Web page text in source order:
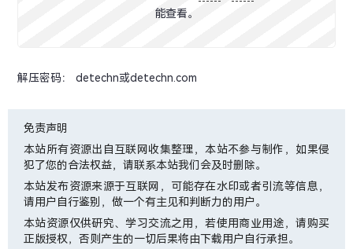
能查看。
解压密码： detechn或detechn.com
免责声明
本站所有资源出自互联网收集整理，本站不参与制作，如果侵
犯了您的合法权益，请联系本站我们会及时删除。
本站发布资源来源于互联网，可能存在水印或者引流等信息，
请用户自行鉴别，做一个有主见和判断力的用户。
本站资源仅供研究、学习交流之用，若使用商业用途，请购买
正版授权，否则产生的一切后果将由下载用户自行承担。